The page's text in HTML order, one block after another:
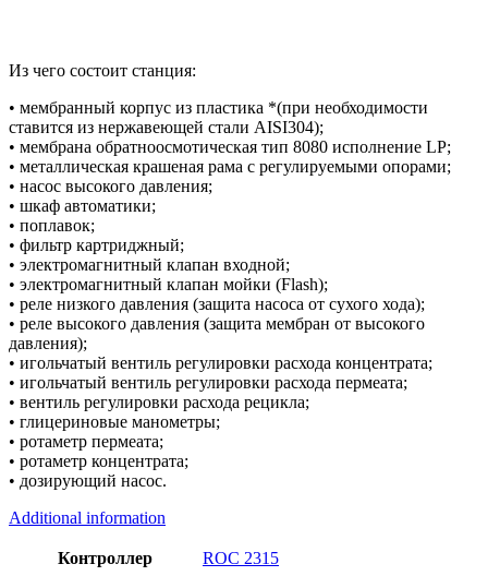
Из чего состоит станция:
• мембранный корпус из пластика *(при необходимости
ставится из нержавеющей стали AISI304);
• мембрана обратноосмотическая тип 8080 исполнение LP;
• металлическая крашеная рама с регулируемыми опорами;
• насос высокого давления;
• шкаф автоматики;
• поплавок;
• фильтр картриджный;
• электромагнитный клапан входной;
• электромагнитный клапан мойки (Flash);
• реле низкого давления (защита насоса от сухого хода);
• реле высокого давления (защита мембран от высокого
давления);
• игольчатый вентиль регулировки расхода концентрата;
• игольчатый вентиль регулировки расхода пермеата;
• вентиль регулировки расхода рецикла;
• глицериновые манометры;
• ротаметр пермеата;
• ротаметр концентрата;
• дозирующий насос.
Additional information
Контроллер ROC 2315